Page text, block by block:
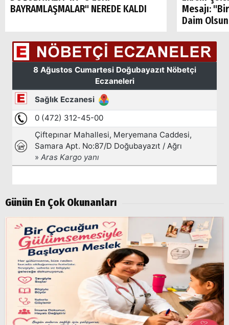
BAYRAMLAŞMALAR" NEREDE KALDI
Mesajı:
Daim
Günün En Çok Okunanları
Popüler
Aramalar:
Doğubayazıt